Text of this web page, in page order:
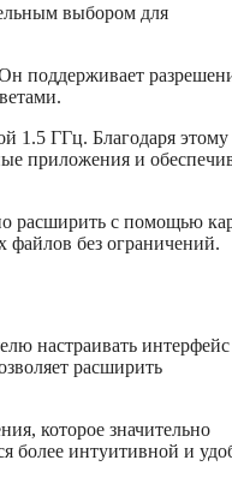
выбором для
поддерживает
1.5 ГГц. Благодаря этому
приложения и
расширить с помощью
файлов без ограничений.
настраивать
расширить
которое значительно
более интуитивной и